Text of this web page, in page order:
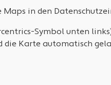
Maps in den
Symbol unten
die Karte automatisch